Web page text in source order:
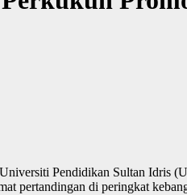
Pendidikan Sultan Idris
pertandingan di peringkat